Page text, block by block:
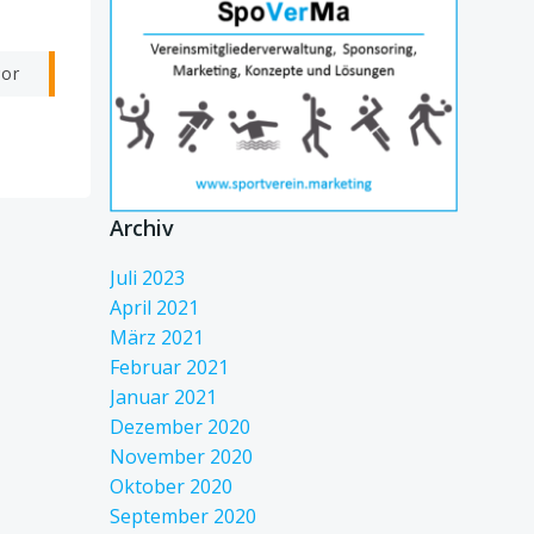
Archiv
Juli 2023
April 2021
März 2021
Februar 2021
Januar 2021
Dezember 2020
November 2020
Oktober 2020
September 2020